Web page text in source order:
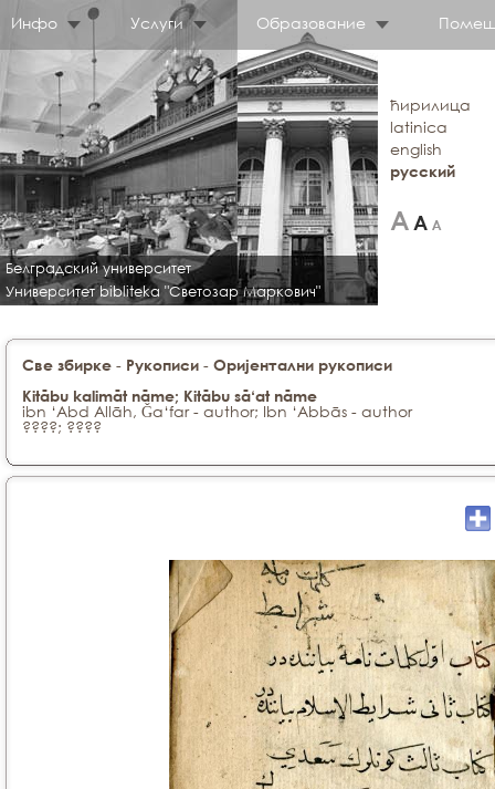
Инфо Услуги Образование
Белградский университет
Университет bibliteka "Светозар Маркович"
ћирилица
latinica
english
русский
Све збирке - Рукописи - Оријентални рукописи
Kitābu kalimāt nāme; Kitābu sā‘at nāme
ibn ‘Abd Allāh, Ǧa‘far - author; Ibn ‘Abbās - author
????; ????